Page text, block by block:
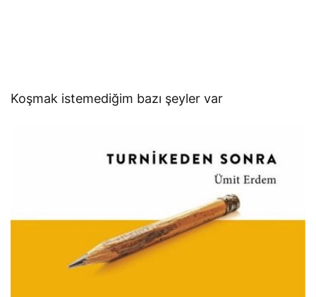
Koşmak istemediğim bazı şeyler var